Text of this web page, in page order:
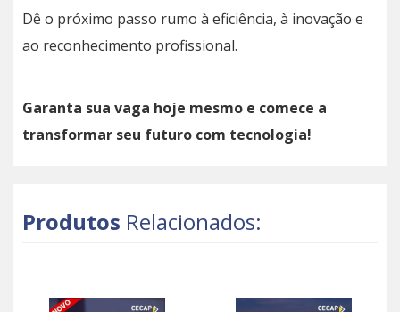
Dê o próximo passo rumo à eficiência, à inovação e
ao reconhecimento profissional.
Garanta sua vaga hoje mesmo e comece a
transformar seu futuro com tecnologia!
Produtos Relacionados: